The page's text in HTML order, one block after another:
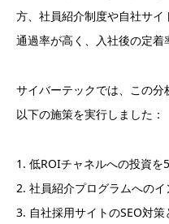
方、社員紹介制度や自社サ
通過率が高く、入社後の定着
サイバーテックでは、この分
以下の施策を実行しました：
1. 低ROIチャネルへの投資を
2. 社員紹介プログラムへの
3. 自社採用サイトのSEO対